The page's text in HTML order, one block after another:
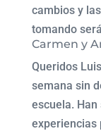
cambios y
tomando
Carmen y
Queridos
semana sin
escuela.
experiencias